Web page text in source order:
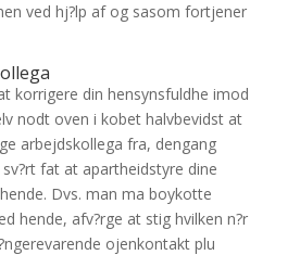
ved hj?lp af og sasom fortjener
korrigere din hensynsfuldhe imod
nodt oven i kobet halvbevidst at
arbejdskollega fra, dengang
fat at apartheidstyre dine
Dvs. man ma boykotte
hende, afv?rge at stig hvilken n?r
ojenkontakt plu